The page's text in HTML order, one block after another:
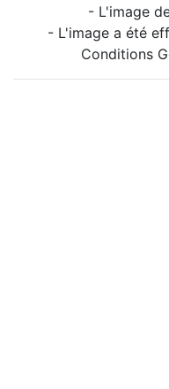
- L'image
- L'image a été
Conditions